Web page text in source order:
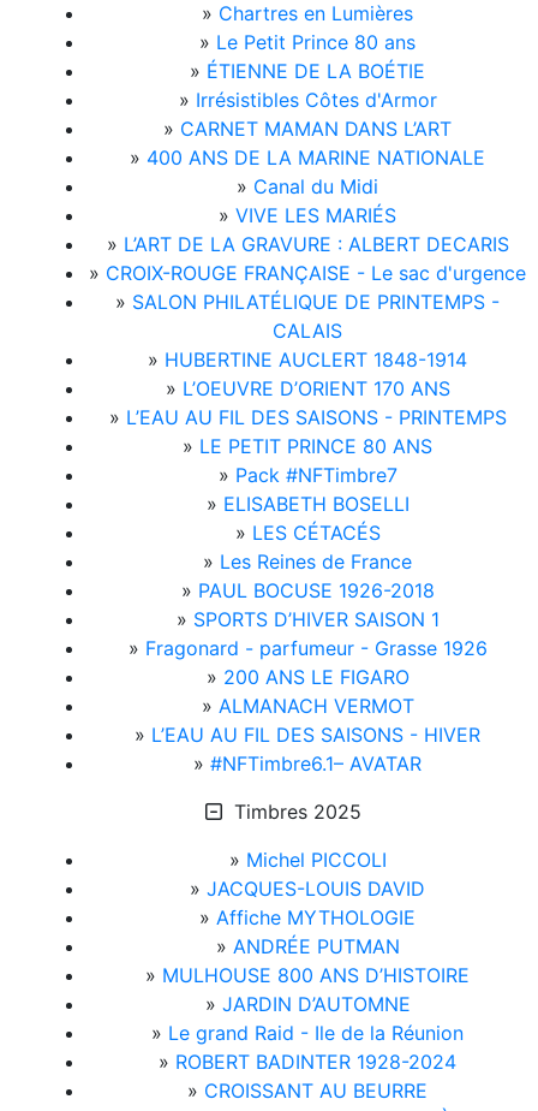
» Chartres en Lumières
» Le Petit Prince 80 ans
» ÉTIENNE DE LA BOÉTIE
» Irrésistibles Côtes d'Armor
» CARNET MAMAN DANS L’ART
» 400 ANS DE LA MARINE NATIONALE
» Canal du Midi
» VIVE LES MARIÉS
» L’ART DE LA GRAVURE : ALBERT DECARIS
» CROIX-ROUGE FRANÇAISE - Le sac d'urgence
» SALON PHILATÉLIQUE DE PRINTEMPS -
CALAIS
» HUBERTINE AUCLERT 1848-1914
» L’OEUVRE D’ORIENT 170 ANS
» L’EAU AU FIL DES SAISONS - PRINTEMPS
» LE PETIT PRINCE 80 ANS
» Pack #NFTimbre7
» ELISABETH BOSELLI
» LES CÉTACÉS
» Les Reines de France
» PAUL BOCUSE 1926-2018
» SPORTS D’HIVER SAISON 1
» Fragonard - parfumeur - Grasse 1926
» 200 ANS LE FIGARO
» ALMANACH VERMOT
» L’EAU AU FIL DES SAISONS - HIVER
» #NFTimbre6.1– AVATAR
Timbres 2025
» Michel PICCOLI
» JACQUES-LOUIS DAVID
» Affiche MYTHOLOGIE
» ANDRÉE PUTMAN
» MULHOUSE 800 ANS D’HISTOIRE
» JARDIN D’AUTOMNE
» Le grand Raid - Ile de la Réunion
» ROBERT BADINTER 1928-2024
» CROISSANT AU BEURRE